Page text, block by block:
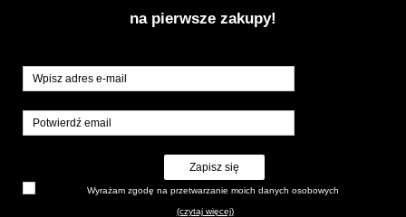
na pierwsze zakupy!
Zapisz się
Wyrażam zgodę na przetwarzanie moich danych osobowych
(czytaj więcej)